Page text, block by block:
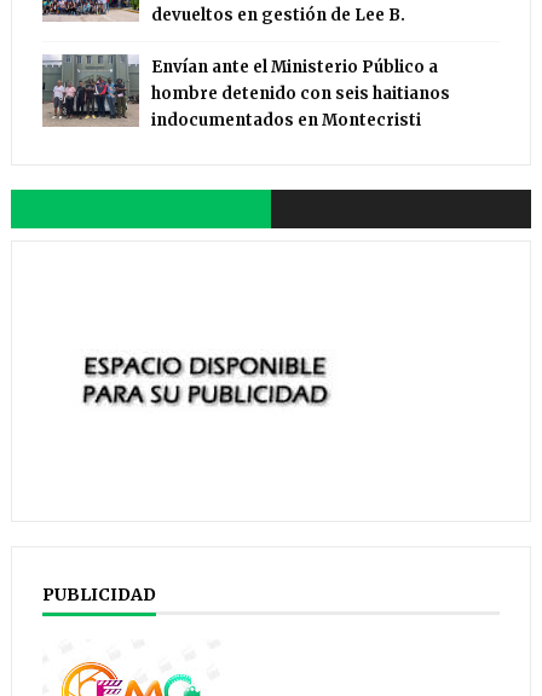
devueltos en gestión de Lee B.
Envían ante el Ministerio Público a
hombre detenido con seis haitianos
indocumentados en Montecristi
PUBLICIDAD